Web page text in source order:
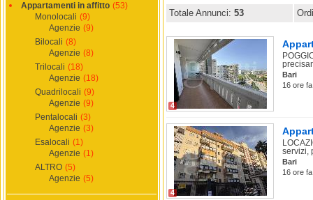
Appartamenti in affitto (53)
Monolocali (9)
Agenzie (9)
Bilocali (8)
Agenzie (8)
Trilocali (18)
Agenzie (18)
Quadrilocali (9)
Agenzie (9)
Pentalocali (3)
Agenzie (3)
Esalocali (1)
Agenzie (1)
ALTRO (5)
Agenzie (5)
Totale Annunci: 53
4
Bari
16 ore
4
servizi,
Bari
16 ore